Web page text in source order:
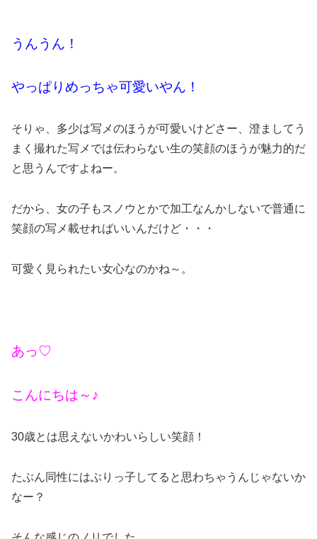
うんうん！
やっぱりめっちゃ可愛いやん！
そりゃ、多少は写メのほうが可愛いけどさー、澄ましてう
まく撮れた写メでは伝わらない生の笑顔のほうが魅力的だ
と思うんですよねー。
だから、女の子もスノウとかで加工なんかしないで普通に
笑顔の写メ載せればいいんだけど・・・
可愛く見られたい女心なのかね～。
あっ♡
こんにちは～♪
30歳とは思えないかわいらしい笑顔！
たぶん同性にはぶりっ子してると思わちゃうんじゃないか
なー？